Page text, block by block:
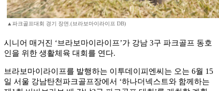
▲파크골프대회 경기 장면.(브라보마이라이프 DB)
시니어 매거진 ‘브라보마이라이프’가 강남 3구 파크골프 동호
인을 위한 생활체육 대회를 연다.
브라보마이라이프를 발행하는 이투데이피엔씨는 오는 6월 15
일 서울 강남탄천파크골프장에서 ‘하나더넥스트와 함께하는